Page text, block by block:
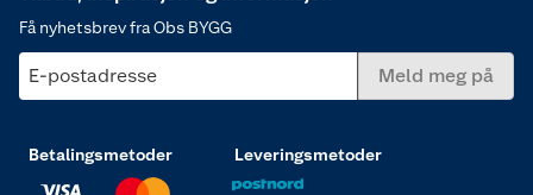
Få nyhetsbrev fra Obs BYGG
E-postadresse Meld meg på
Betalingsmetoder Leveringsmetoder